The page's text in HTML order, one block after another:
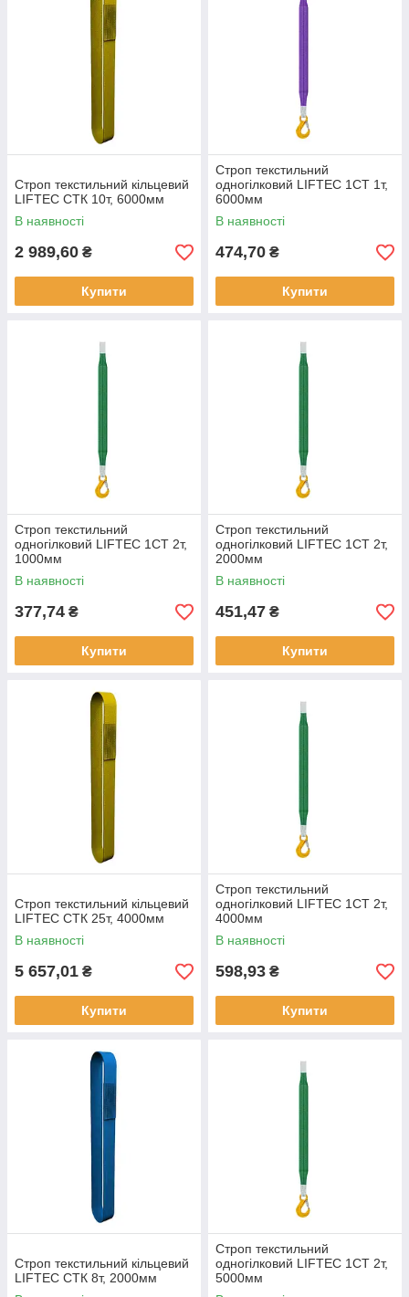
Строп текстильний кільцевий
LIFTEC СТК 10т, 6000мм
В наявності
2 989,60 ₴
Купити
Строп текстильний
одногілковий LIFTEC 1СТ 1т,
6000мм
В наявності
474,70 ₴
Купити
Строп текстильний
одногілковий LIFTEC 1СТ 2т,
1000мм
В наявності
377,74 ₴
Купити
Строп текстильний
одногілковий LIFTEC 1СТ 2т,
2000мм
В наявності
451,47 ₴
Купити
Строп текстильний кільцевий
LIFTEC СТК 25т, 4000мм
В наявності
5 657,01 ₴
Купити
Строп текстильний
одногілковий LIFTEC 1СТ 2т,
4000мм
В наявності
598,93 ₴
Купити
Строп текстильний кільцевий
LIFTEC СТК 8т, 2000мм
Строп текстильний
одногілковий LIFTEC 1СТ 2т,
5000мм